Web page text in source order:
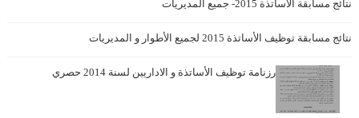
نتائج مسابقة الأساتذة 2015- جميع المديريات
نتائج مسابقة توظيف الأساتذة 2015 لجميع الأطوار و المديريات
رزنامة توظيف الأساتذة و الاداريين لسنة 2014 حصري